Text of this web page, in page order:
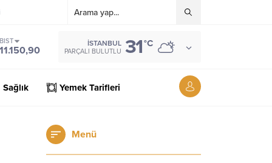
BIST
11.150,90
İSTANBUL
PARÇALI BULUTLU 31°C
Sağlık Yemek Tarifleri
Menü